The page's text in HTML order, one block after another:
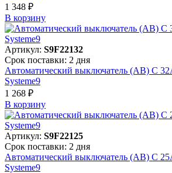
1 348 ₽
В корзинy
Артикул: S9F22132
Срок поставки: 2 дня
Автоматический выключатель (АВ) C
Systeme9
1 268 ₽
В корзинy
Артикул: S9F22125
Срок поставки: 2 дня
Автоматический выключатель (АВ) C
Systeme9